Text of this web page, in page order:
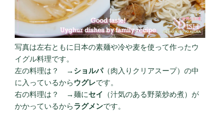
写真は左右ともに日本の素麺や冷や麦を使って作ったウ
イグル料理です。
左の料理は？ → ショルパ（肉入りクリアスープ）の中
に入っているからウグレです。
右の料理は？ →麺にセイ
（汁気のある野菜炒め煮）が
かかっているからラグメンです。